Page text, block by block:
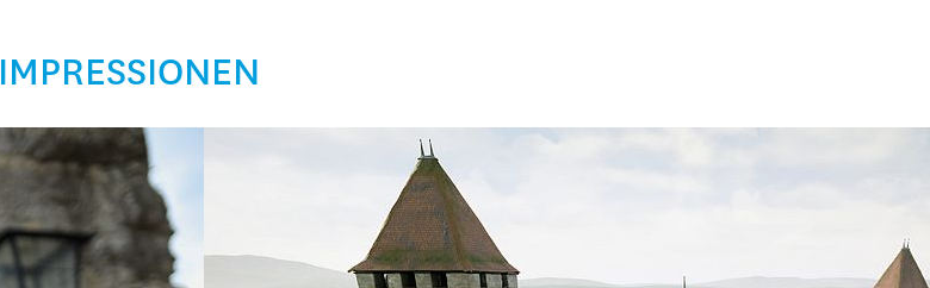
IMPRESSIONEN